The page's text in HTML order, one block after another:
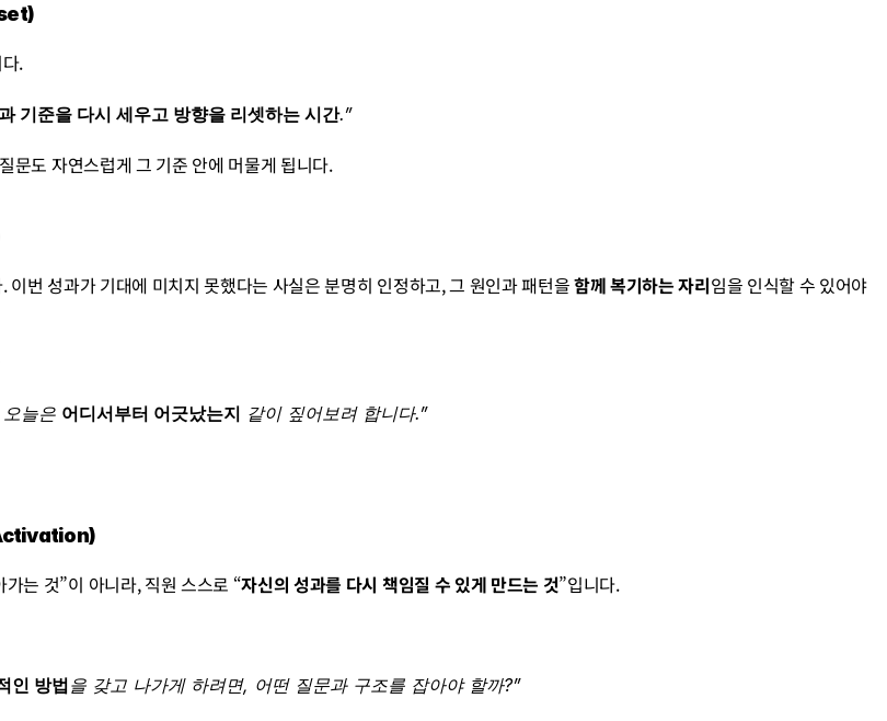
.
기준을 다시 세우고 방향을 리셋하는 시간.”
문도 자연스럽게 그 기준 안에 머물게 됩니다.
이번 성과가 기대에 미치지 못했다는 사실은 분명히 인정하고, 그 원인과 패턴을 함께 복기하는 자리임을 인식할 수 있어야
늘은 어디서부터 어긋났는지 같이 짚어보려 합니다.”
는 것”이 아니라, 직원 스스로 “자신의 성과를 다시 책임질 수 있게 만드는 것”입니다.
인 방법을 갖고 나가게 하려면, 어떤 질문과 구조를 잡아야 할까?”